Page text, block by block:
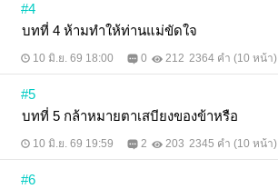
#4
บทที่ 4 ห้ามทำให้ท่านแม่ขัดใจ
10 มิ.ย. 69 18:00 0 212 2364 คำ (10 หน้า)
#5
บทที่ 5 กล้าหมายตาเสบียงของข้าหรือ
10 มิ.ย. 69 19:59 2 203 2345 คำ (10 หน้า)
#6